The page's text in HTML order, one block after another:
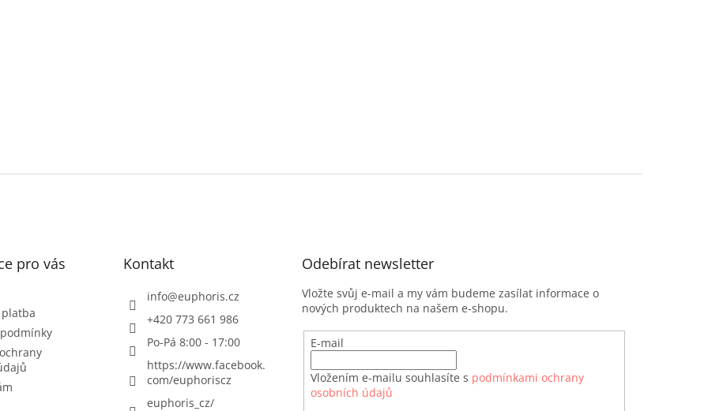
pro vás Kontakt
info@euphoris.cz
+420 773 661 986
Po-Pá 8:00 - 17:00
https://www.facebook.
com/euphoriscz
euphoris_cz/
Odebírat newsletter
Vložte svůj e-mail a my vám budeme zasílat informace o
nových produktech na našem e-shopu.
E-mail
Vložením e-mailu souhlasíte s podmínkami ochrany
osobních údajů